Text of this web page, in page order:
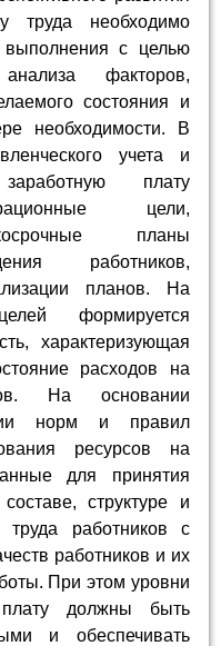
труда необходимо
выполнения с целью
факторов,
состояния и
необходимости. В
учета и
плату
цели,
планы
работников,
планов. На
формируется
характеризующая
расходов на
На основании
норм и правил
ресурсов на
для принятия
структуре и
работников с
работников и их
При этом уровни
должны быть
и обеспечивать